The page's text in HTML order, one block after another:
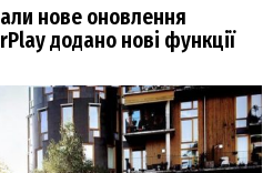
нове оновлення
додано нові функції